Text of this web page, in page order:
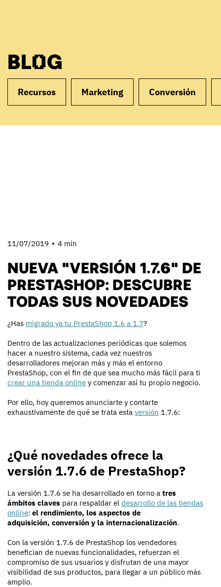
BLOG
Recursos Marketing Conversión
11/07/2019 4 min
NUEVA "VERSIÓN 1.7.6" DE
PRESTASHOP: DESCUBRE
TODAS SUS NOVEDADES
¿Has migrado ya tu PrestaShop 1.6 a 1.7?
Dentro de las actualizaciones periódicas que solemos
hacer a nuestro sistema, cada vez nuestros
desarrolladores mejoran más y más el entorno
PrestaShop, con el fin de que sea mucho más fácil para ti
crear una tienda online y comenzar así tu propio negocio.
Por ello, hoy queremos anunciarte y contarte
exhaustivamente de qué se trata esta versión 1.7.6:
¿Qué novedades ofrece la
versión 1.7.6 de PrestaShop?
La versión 1.7.6 se ha desarrollado en torno a tres
ámbitos claves para respaldar el desarrollo de las tiendas
online: el rendimiento, los aspectos de
adquisición, conversión y la internacionalización.
Con la versión 1.7.6 de PrestaShop los vendedores
benefician de nuevas funcionalidades, refuerzan el
compromiso de sus usuarios y disfrutan de una mayor
visibilidad de sus productos, para llegar a un público más
amplio.